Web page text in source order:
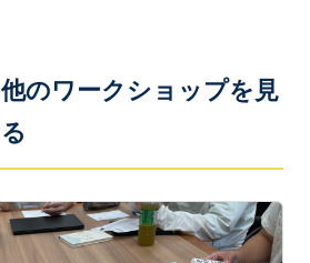
他のワークショップを見
る